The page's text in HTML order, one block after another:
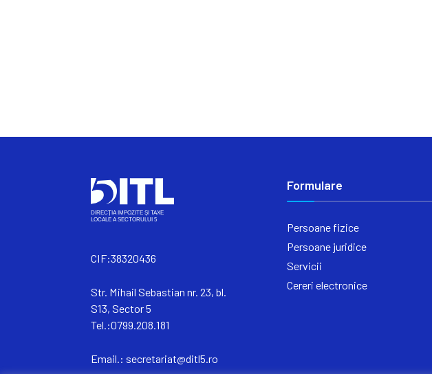
CIF:38320436
Str. Mihail Sebastian nr. 23, bl.
S13, Sector 5
Tel.:0799.208.181
Email.: secretariat@ditl5.ro
Formulare
Persoane fizice
Persoane juridice
Servicii
Cereri electronice